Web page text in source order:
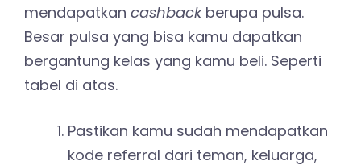
mendapatkan cashbackberupa pulsa.
Besar pulsa yang bisa kamu dapatkan
bergantung kelas yang kamu beli. Seperti
tabel di atas.
Pastikan kamu sudah mendapatkan
kode referral dari teman, keluarga,